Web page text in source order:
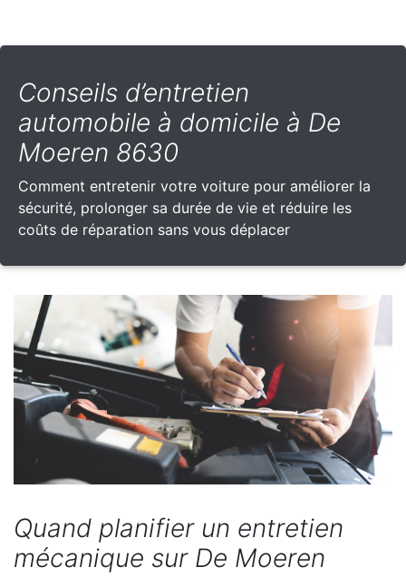
Conseils d’entretien
automobile à domicile à De
Moeren 8630
Comment entretenir votre voiture pour améliorer la
sécurité, prolonger sa durée de vie et réduire les
coûts de réparation sans vous déplacer
Quand planifier un entretien
mécanique sur De Moeren